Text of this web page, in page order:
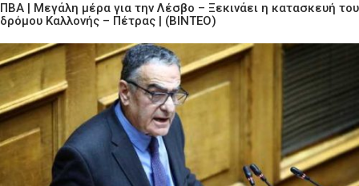
ΠΒΑ | Μεγάλη μέρα για την Λέσβο – Ξεκινάει η κατασκευή του
δρόμου Καλλονής – Πέτρας | (ΒΙΝΤΕΟ)